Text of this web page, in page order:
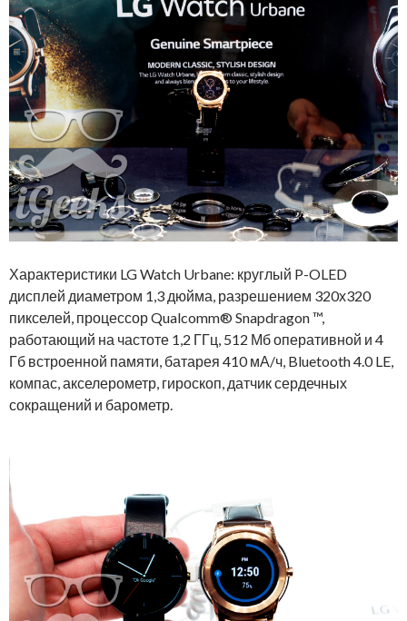
Характеристики LG Watch Urbane: круглый P-OLED
дисплей диаметром 1,3 дюйма, разрешением 320х320
пикселей, процессор Qualcomm® Snapdragon ™,
работающий на частоте 1,2 ГГц, 512 Мб оперативной и 4
Гб встроенной памяти, батарея 410 мА/ч, Bluetooth 4.0 LE,
компас, акселерометр, гироскоп, датчик сердечных
сокращений и барометр.